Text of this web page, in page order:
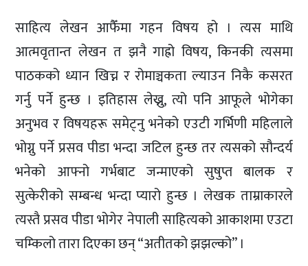
साहित्य लेखन आफैँमा गहन विषय हो । त्यस माथि
आत्मवृतान्त लेखन त झनै गाह्रो विषय, किनकी त्यसमा
पाठकको ध्यान खिच्न र रोमाञ्चकता ल्याउन निकै कसरत
गर्नु पर्ने हुन्छ । इतिहास लेख्नु, त्यो पनि आफूले भोगेका
अनुभव र विषयहरू समेट्नु भनेको एउटी गर्भिणी महिलाले
भोग्नु पर्ने प्रसव पीडा भन्दा जटिल हुन्छ तर त्यसको सौन्दर्य
भनेको आफ्नो गर्भबाट जन्माएको सुषुप्त बालक र
सुत्केरीको सम्बन्ध भन्दा प्यारो हुन्छ । लेखक ताम्राकारले
त्यस्तै प्रसव पीडा भोगेर नेपाली साहित्यको आकाशमा एउटा
चम्किलो तारा दिएका छन् “अतीतको झझल्को” ।